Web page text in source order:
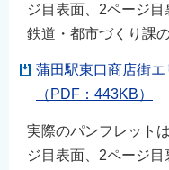
ジ目表面、2ページ目
鉄道・都市づくり課
蒲田駅東口商店街
（PDF：443KB）
実際のパンフレット
ジ目表面、2ページ目